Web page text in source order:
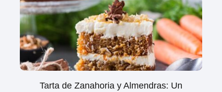
Tarta de Zanahoria y Almendras: Un